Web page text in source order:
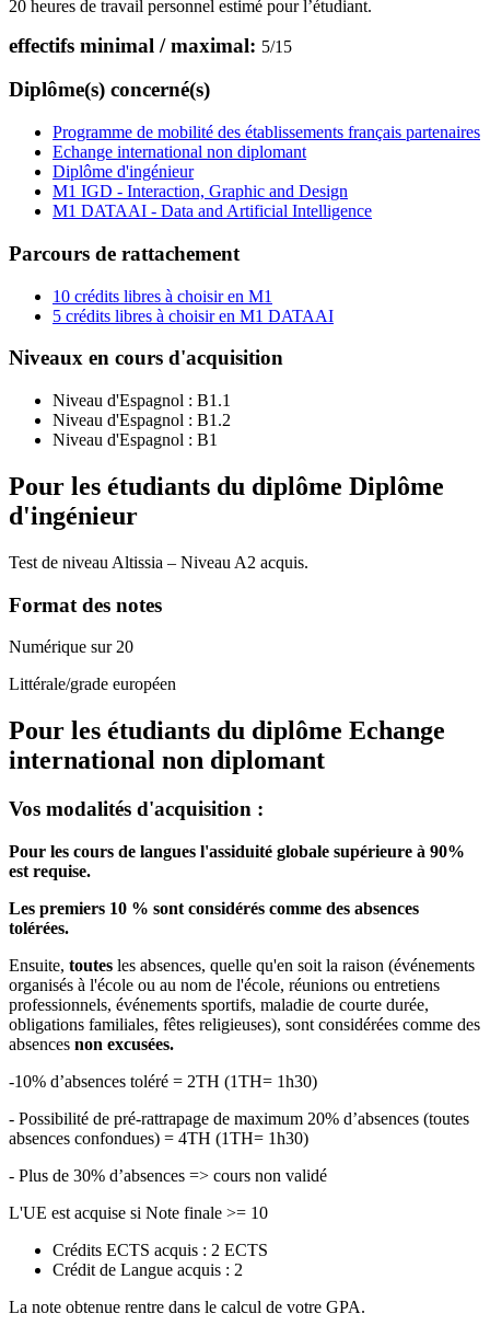
20 heures de travail personnel estimé pour l’étudiant.
effectifs minimal / maximal: 5/15
Diplôme(s) concerné(s)
Programme de mobilité des établissements français partenaires
Echange international non diplomant
Diplôme d'ingénieur
M1 IGD - Interaction, Graphic and Design
M1 DATAAI - Data and Artificial Intelligence
Parcours de rattachement
10 crédits libres à choisir en M1
5 crédits libres à choisir en M1 DATAAI
Niveaux en cours d'acquisition
Niveau d'Espagnol : B1.1
Niveau d'Espagnol : B1.2
Niveau d'Espagnol : B1
Pour les étudiants du diplôme Diplôme
d'ingénieur
Test de niveau Altissia – Niveau A2 acquis.
Format des notes
Numérique sur 20
Littérale/grade européen
Pour les étudiants du diplôme Echange
international non diplomant
Vos modalités d'acquisition :
Pour les cours de langues l'assiduité globale supérieure à 90%
est requise.
Les premiers 10 % sont considérés comme des absences
tolérées.
Ensuite, toutes les absences, quelle qu'en soit la raison (événements
organisés à l'école ou au nom de l'école, réunions ou entretiens
professionnels, événements sportifs, maladie de courte durée,
obligations familiales, fêtes religieuses), sont considérées comme des
absences non excusées.
-10% d’absences toléré = 2TH (1TH= 1h30)
- Possibilité de pré-rattrapage de maximum 20% d’absences (toutes
absences confondues) = 4TH (1TH= 1h30)
- Plus de 30% d’absences => cours non validé
L'UE est acquise si Note finale >= 10
Crédits ECTS acquis : 2 ECTS
Crédit de Langue acquis : 2
La note obtenue rentre dans le calcul de votre GPA.